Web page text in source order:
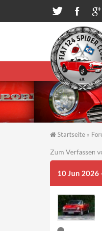
Direkt zum Inhalt
Startseite »
Zum Verfassen
10 Jun 2026